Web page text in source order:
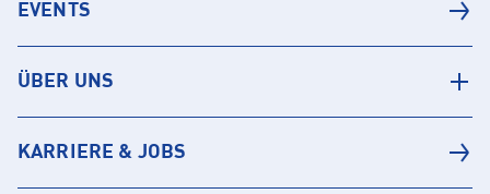
EVENTS
ÜBER UNS
KARRIERE & JOBS